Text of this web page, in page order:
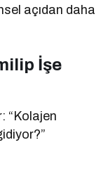
açıdan daha
İşe
“Kolajen